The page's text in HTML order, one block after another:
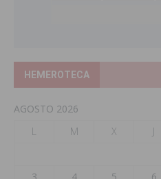
HEMEROTECA
AGOSTO 2026
L
M X J